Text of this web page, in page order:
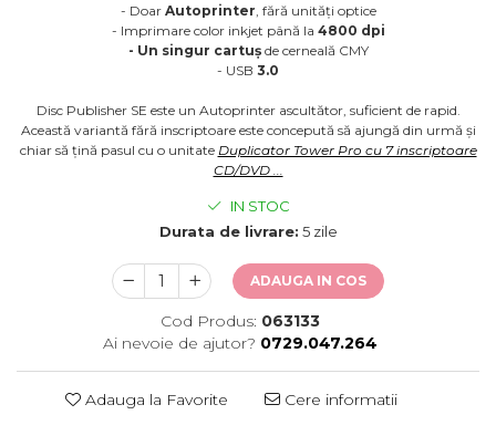
- Doar Autoprinter , fără unități optice
- Imprimare color inkjet până la 4800 dpi
- Un singur cartuș de cerneală CMY
- USB 3.0
Disc Publisher SE este un Autoprinter ascultător, suficient de rapid.
Această variantă fără inscriptoare este concepută să ajungă din urmă și
chiar să țină pasul cu o unitate Duplicator Tower Pro cu 7 inscriptoare
CD/DVD ...
IN STOC
Durata de livrare: 5 zile
ADAUGA IN COS
Cod Produs: 063133
Ai nevoie de ajutor? 0729.047.264
Adauga la Favorite Cere informatii